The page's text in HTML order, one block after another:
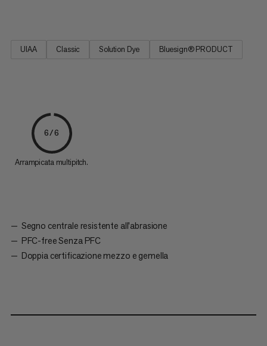
UIAA Classic Solution Dye Bluesign® PRODUCT
6/6
Arrampicata multipitch.
Segno centrale resistente all'abrasione
PFC-free Senza PFC
Doppia certificazione mezzo e gemella